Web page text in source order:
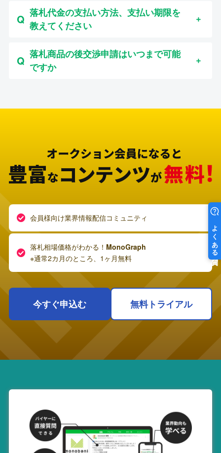
落札代金の支払い方法、支払い期限を
教えてください
落札商品の後交渉申請はいつまで可能
ですか
会員様向け業界情報配信コミュニティ
落札相場価格がわかる！ MonoGraph
※通常2カ月のところ、1ヶ月無料
今すぐ申込む 無料トライアル